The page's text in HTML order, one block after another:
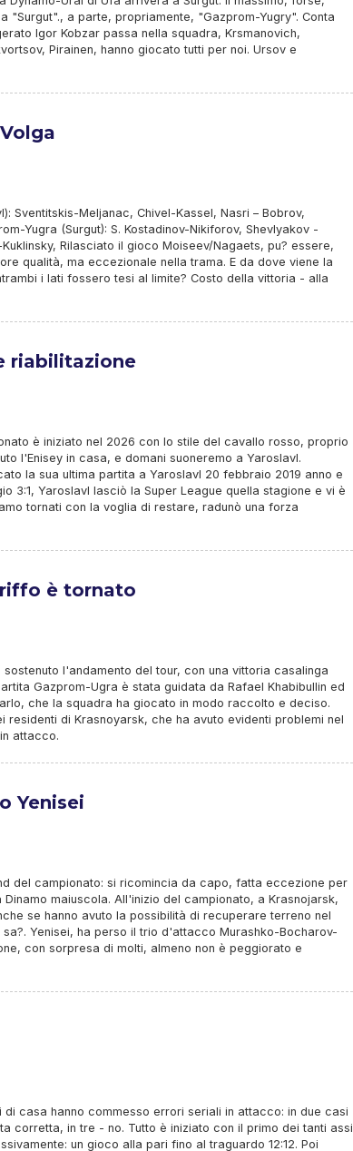
"Surgut"., a parte, propriamente, "Gazprom-Yugry". Conta
Igor Kobzar passa nella squadra, Krsmanovich,
Pirainen, hanno giocato tutti per noi. Ursov e
Sventitskis-Meljanac, Chivel-Kassel, Nasri – Bobrov,
Yugra (Surgut): S. Kostadinov-Nikiforov, Shevlyakov -
Rilasciato il gioco Moiseev/Nagaets, pu? essere,
qualità, ma eccezionale nella trama. E da dove viene la
i lati fossero tesi al limite? Costo della vittoria - alla
riabilitazione
è iniziato nel 2026 con lo stile del cavallo rosso, proprio
l'Enisey in casa, e domani suoneremo a Yaroslavl.
la sua ultima partita a Yaroslavl 20 febbraio 2019 anno e
3:1, Yaroslavl lasciò la Super League quella stagione e vi è
tornati con la voglia di restare, radunò una forza
è tornato
l'andamento del tour, con una vittoria casalinga
Gazprom-Ugra è stata guidata da Rafael Khabibullin ed
che la squadra ha giocato in modo raccolto e deciso.
residenti di Krasnoyarsk, che ha avuto evidenti problemi nel
attacco.
Yenisei
del campionato: si ricomincia da capo, fatta eccezione per
maiuscola. All'inizio del campionato, a Krasnojarsk,
se hanno avuto la possibilità di recuperare terreno nel
Yenisei, ha perso il trio d'attacco Murashko-Bocharov-
con sorpresa di molti, almeno non è peggiorato e
di casa hanno commesso errori seriali in attacco: in due casi
corretta, in tre - no. Tutto è iniziato con il primo dei tanti assi
un gioco alla pari fino al traguardo 12:12. Poi